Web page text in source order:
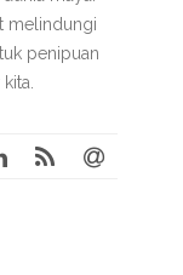
melindungi
penipuan